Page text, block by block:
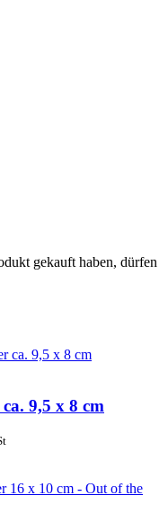
gekauft haben, dürfen
9,5 x 8 cm